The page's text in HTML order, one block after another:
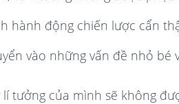
hành động chiến lược cẩn
vào những vấn đề nhỏ bé
tưởng của mình sẽ không